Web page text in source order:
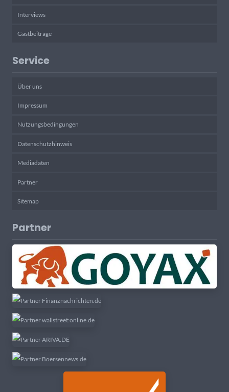
Interviews
Gastbeiträge
Service
Über uns
Impressum
Nutzungsbedingungen
Datenschutzhinweis
Mediadaten
Partner
Sitemap
Partner